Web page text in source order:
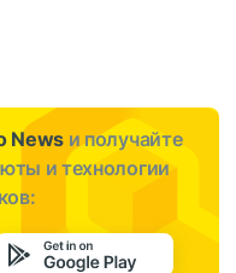
News и получайте
и технологии